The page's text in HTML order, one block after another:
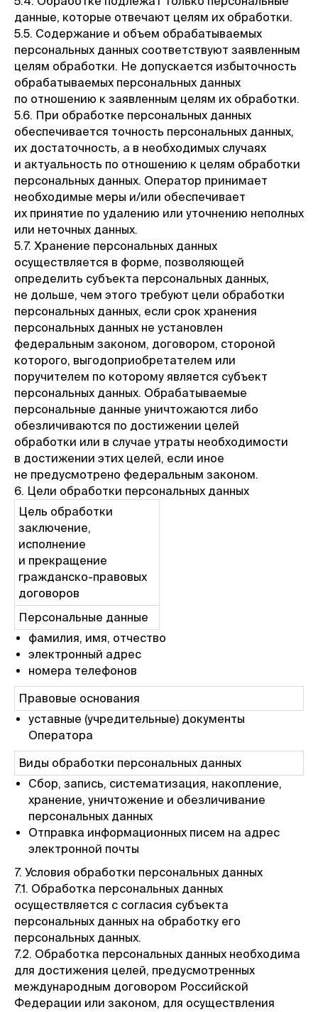
данные, которые отвечают целям их обработки.
5.5. Содержание и объем обрабатываемых
персональных данных соответствуют заявленным
целям обработки. Не допускается избыточность
обрабатываемых персональных данных
по отношению к заявленным целям их обработки.
5.6. При обработке персональных данных
обеспечивается точность персональных данных,
их достаточность, а в необходимых случаях
и актуальность по отношению к целям обработки
персональных данных. Оператор принимает
необходимые меры и/или обеспечивает
их принятие по удалению или уточнению неполных
или неточных данных.
5.7. Хранение персональных данных
осуществляется в форме, позволяющей
определить субъекта персональных данных,
не дольше, чем этого требуют цели обработки
персональных данных, если срок хранения
персональных данных не установлен
федеральным законом, договором, стороной
которого, выгодоприобретателем или
поручителем по которому является субъект
персональных данных. Обрабатываемые
персональные данные уничтожаются либо
обезличиваются по достижении целей
обработки или в случае утраты необходимости
в достижении этих целей, если иное
не предусмотрено федеральным законом.
6. Цели обработки персональных данных
Цель обработки
заключение,
исполнение
и прекращение
гражданско-правовых
договоров
Персональные данные
фамилия, имя, отчество
электронный адрес
номера телефонов
Правовые основания
уставные (учредительные) документы
Оператора
Виды обработки персональных данных
Сбор, запись, систематизация, накопление,
хранение, уничтожение и обезличивание
персональных данных
Отправка информационных писем на адрес
электронной почты
7. Условия обработки персональных данных
7.1. Обработка персональных данных
осуществляется с согласия субъекта
персональных данных на обработку его
персональных данных.
7.2. Обработка персональных данных необходима
для достижения целей, предусмотренных
международным договором Российской
Федерации или законом, для осуществления